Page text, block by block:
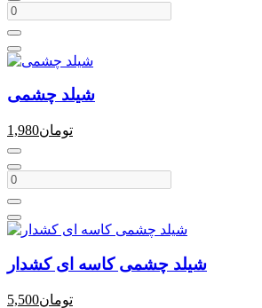
شیلد چشمی
1,980تومان
شیلد چشمی کاسه ای کشدار
5,500تومان